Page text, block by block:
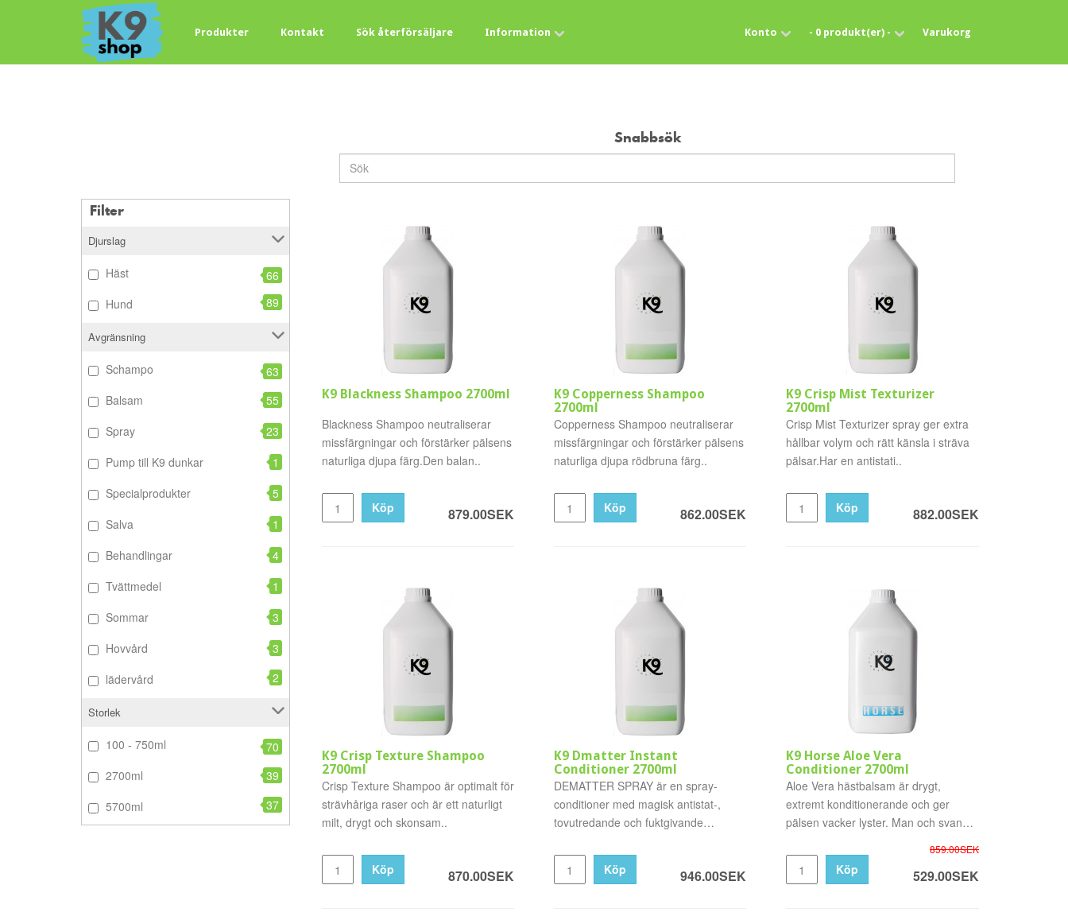
Produkter Kontakt Sök återförsäljare Information Konto - 0 produkt(er) - Varukorg
Snabbsök
Filter
Djurslag
Häst
66
Hund
89
Avgränsning
Schampo
63
Balsam
55
Spray
23
Pump till K9 dunkar
1
Specialprodukter
5
Salva
1
Behandlingar
4
Tvättmedel
1
Sommar
3
Hovvård
3
lädervård
2
Storlek
100 - 750ml
70
2700ml
39
5700ml
37
K9 Blackness Shampoo 2700ml
Blackness Shampoo neutraliserar
missfärgningar och förstärker pälsens
naturliga djupa färg.Den balan..
879.00SEK
Köp
K9 Copperness Shampoo
2700ml
Copperness Shampoo neutraliserar
missfärgningar och förstärker pälsens
naturliga djupa rödbruna färg..
862.00SEK
Köp
K9 Crisp Mist Texturizer
2700ml
Crisp Mist Texturizer spray ger extra
hållbar volym och rätt känsla i sträva
pälsar.Har en antistati..
882.00SEK
Köp
K9 Crisp Texture Shampoo
2700ml
Crisp Texture Shampoo är optimalt för
strävhåriga raser och är ett naturligt
milt, drygt och skonsam..
870.00SEK
Köp
K9 Dmatter Instant
Conditioner 2700ml
DEMATTER SPRAY är en spray-
conditioner med magisk antistat-,
tovutredande och fuktgivande
946.00SEK
Köp
K9 Horse Aloe Vera
Conditioner 2700ml
Aloe Vera hästbalsam är drygt,
extremt konditionerande och ger
pälsen vacker lyster. Man och svans
859.00SEK
529.00SEK
Köp